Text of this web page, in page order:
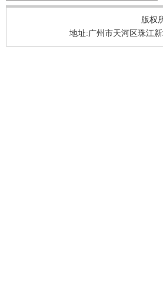
版权
地址:广州市天河区珠江